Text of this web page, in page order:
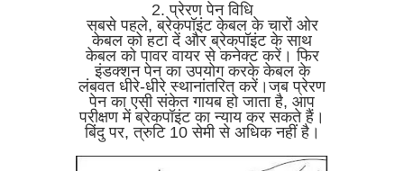
2. प्रेरण पेन विधि
सबसे पहले, ब्रेकपॉइंट केबल के चारों ओर
केबल को हटा दें और ब्रेकपॉइंट के साथ
केबल को पावर वायर से कनेक्ट करें। फिर
इंडक्शन पेन का उपयोग करके केबल के
लंबवत धीरे-धीरे स्थानांतरित करें।जब प्रेरण
पेन का एसी संकेत गायब हो जाता है, आप
परीक्षण में ब्रेकपॉइंट का न्याय कर सकते हैं।
बिंदु पर, त्रुटि 10 सेमी से अधिक नहीं है।